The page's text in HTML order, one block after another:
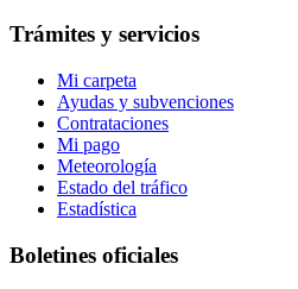
Trámites y servicios
Mi carpeta
Ayudas y subvenciones
Contrataciones
Mi pago
Meteorología
Estado del tráfico
Estadística
Boletines oficiales